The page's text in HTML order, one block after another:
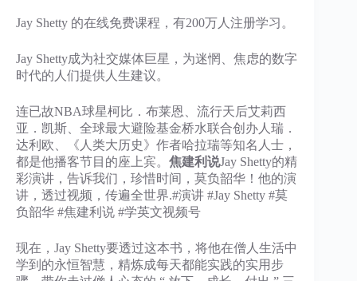
Jay Shetty 的在线免费课程，有200万人注册学习。
Jay Shetty成为社交媒体巨星，为迷惘、焦虑的数字
时代的人们提供人生建议。
连已故NBA球星柯比．布莱恩、流行天后艾莉西
亚．凯斯、全球最大避险基金桥水联合创办人瑞．
达利欧、《人类大历史》作者哈拉瑞等知名人士，
都是他播客节目的座上宾。 焦建利说Jay Shetty的精
彩演讲，告诉我们，珍惜时间，莫负韶华！他的演
讲，透过视频，传遍全世界.#演讲 #Jay Shetty #莫
负韶华 #焦建利说 #学英文视频号
现在，Jay Shetty要透过这本书，将他在僧人生活中
学到的永恒智慧，精炼成每天都能实践的实用步